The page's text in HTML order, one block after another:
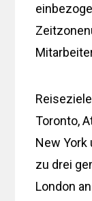
Toronto,
New York
zu drei
London